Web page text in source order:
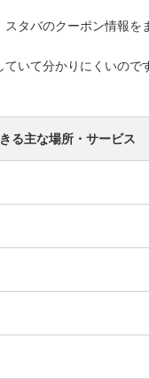
タバのクーポン情報を
いて分かりにくいの
る主な場所・サービス